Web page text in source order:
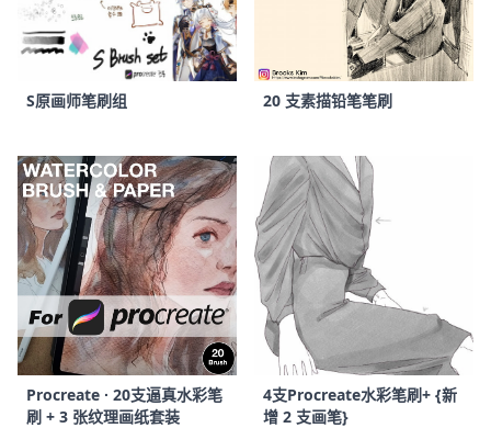
S原画师笔刷组 20 支素描铅笔笔刷
Procreate ∙ 20支逼真水彩笔
刷 + 3 张纹理画纸套装
4支Procreate水彩笔刷+ {新
增 2 支画笔}